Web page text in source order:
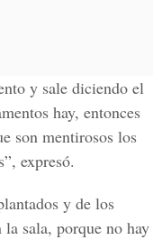
y sale diciendo el
hay, entonces
son mentirosos los
expresó.
y de los
sala, porque no hay